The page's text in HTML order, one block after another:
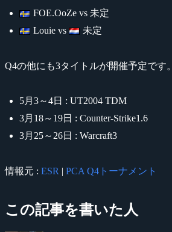
FOE.OoZe vs 未定
Louie vs
未定
Q4の他にも3タイトルが開催予定です。
5月3～4日 : UT2004 TDM
3月18～19日 : Counter-Strike1.6
3月25～26日 : Warcraft3
情報元 : ESR | PCA Q4トーナメント
この記事を書いた人